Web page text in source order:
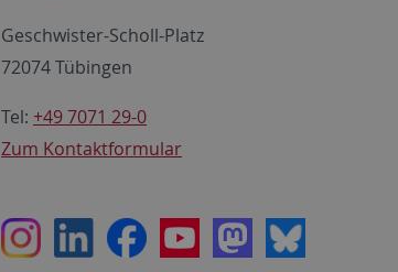
Geschwister-Scholl-Platz
72074 Tübingen
Tel: +49 7071 29-0
Zum Kontaktformular
InstagramLinkedInFacebookYoutubeMastodon
Bluesky